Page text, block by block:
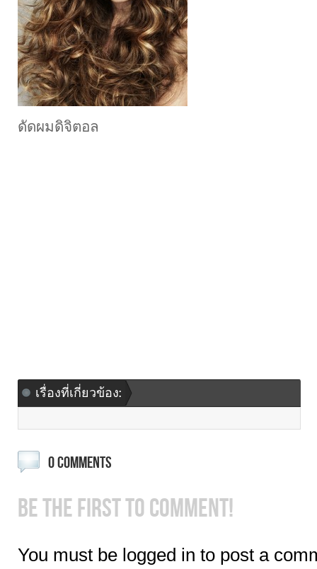
ดัดผมดิจิตอล
เรื่องที่เกี่ยวข้อง:
0 COMMENTS
BE THE FIRST TO COMMENT!
You must be logged in to post a